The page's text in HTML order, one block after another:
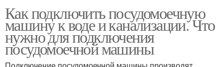
Как подключить посудомоечную
машину к воде и канализации. Что
нужно для подключения
посудомоечной машины